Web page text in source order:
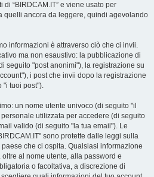
“BIRDCAM.IT” e viene usato per
quelli ancora da leggere, quindi agevolando
informazioni è attraverso ciò che ci invii.
ma non esaustivo: la pubblicazione di
seguito "post anonimi"), la registrazione su
i post che invii dopo la registrazione
"i tuoi post").
un nome utente univoco (di seguito "il
utilizzata per accedere (di seguito
valido (di seguito "la tua email"). Le
sono protette dalle leggi sulla
che ci ospita. Qualsiasi informazione
al nome utente, alla password e
o facoltativa, a discrezione di